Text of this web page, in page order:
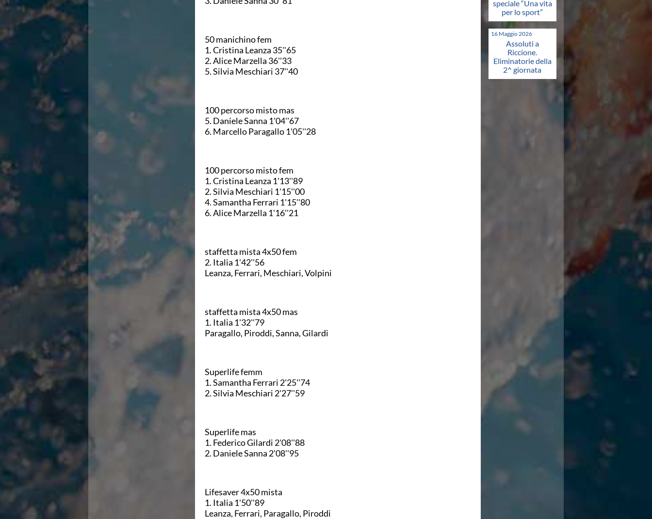
Campionato A2 Maschile
Campionato A2 Femminile
Campionato B Maschile
Storico Campionati 2003-2017
Waterpolo Channel
Norme e documenti
Azzurri
Norme e documenti
Risultati e Classifiche
Azzurri
Flash News
Eventi
Grand Prix
Norme e documenti
News
Risultati e Classifiche
Calendario Nazionale Fondo
Norme e documenti
Risultati e Classifiche
50 manichino fem
1. Cristina Leanza 35''65
2. Alice Marzella 36''33
5. Silvia Meschiari 37''40
100 percorso misto mas
5. Daniele Sanna 1'04''67
6. Marcello Paragallo 1'05''28
100 percorso misto fem
1. Cristina Leanza 1'13''89
2. Silvia Meschiari 1'15''00
4. Samantha Ferrari 1'15''80
6. Alice Marzella 1'16''21
staffetta mista 4x50 fem
2. Italia 1'42''56
Leanza, Ferrari, Meschiari, Volpini
staffetta mista 4x50 mas
1. Italia 1'32''79
Paragallo, Piroddi, Sanna, Gilardi
Superlife femm
1. Samantha Ferrari 2'25''74
2. Silvia Meschiari 2'27''59
Superlife mas
1. Federico Gilardi 2'08''88
2. Daniele Sanna 2'08''95
Lifesaver 4x50 mista
1. Italia 1'50''89
Leanza, Ferrari, Paragallo, Piroddi
speciale “Una vita
per lo sport”
16 Maggio 2026
Assoluti a
Riccione.
Eliminatorie della
2^ giornata